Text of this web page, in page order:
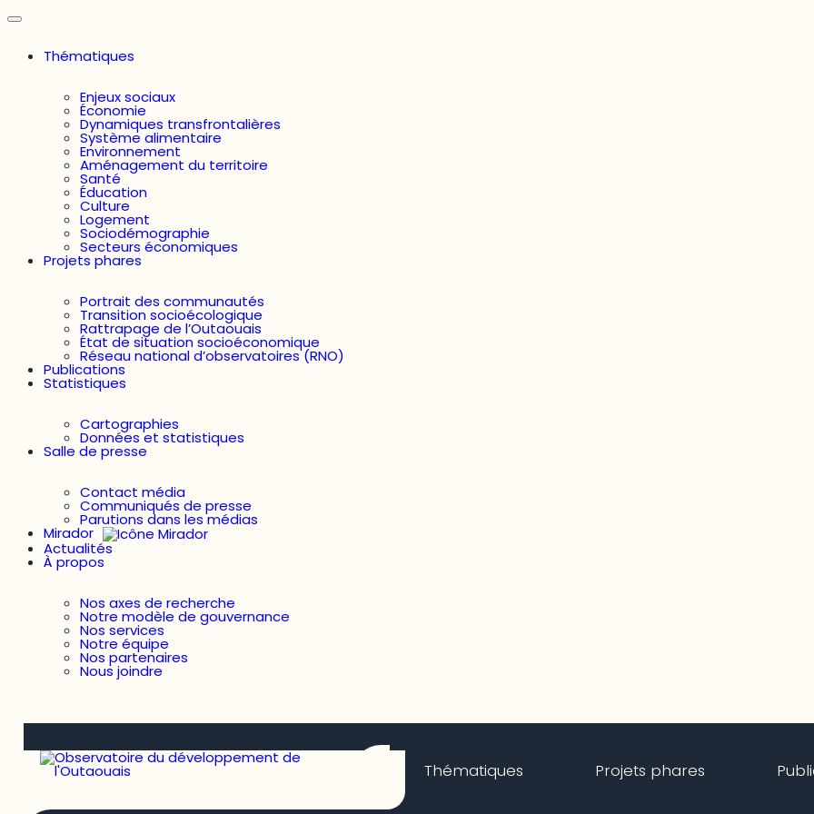
Thématiques
Enjeux sociaux
Économie
Dynamiques transfrontalières
Système alimentaire
Environnement
Aménagement du territoire
Santé
Éducation
Culture
Logement
Sociodémographie
Secteurs économiques
Projets phares
Portrait des communautés
Transition socioécologique
Rattrapage de l’Outaouais
État de situation socioéconomique
Réseau national d’observatoires (RNO)
Publications
Statistiques
Cartographies
Données et statistiques
Salle de presse
Contact média
Communiqués de presse
Parutions dans les médias
Mirador
Actualités
À propos
Nos axes de recherche
Notre modèle de gouvernance
Nos services
Notre équipe
Nos partenaires
Nous joindre
Thématiques Projets phares